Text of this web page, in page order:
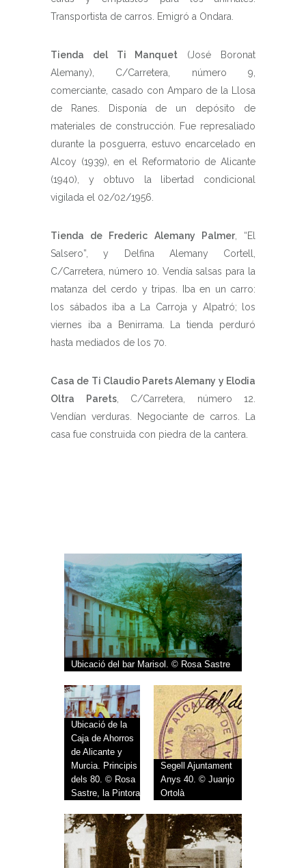
Transportista de carros. Emigró a Ondara.
Tienda del Ti Manquet (José Boronat
Alemany), C/Carretera, número 9,
comerciante, casado con Amparo de la Llosa
de Ranes. Disponía de un depósito de
materiales de construcción. Fue represaliado
durante la posguerra, estuvo encarcelado en
Alcoy (1939), en el Reformatorio de Alicante
(1940), y obtuvo la libertad condicional
vigilada el 02/02/1956.
Tienda de Frederic Alemany Palmer, “El
Salsero”, y Delfina Alemany Cortell,
C/Carretera, número 10. Vendía salsas para la
matanza del cerdo y tripas. Iba en un carro:
los sábados iba a La Carroja y Alpatró; los
viernes iba a Benirrama. La tienda perduró
hasta mediados de los 70.
Casa de Ti Claudio Parets Alemany y Elodia
Oltra Parets, C/Carretera, número 12.
Vendían verduras. Negociante de carros. La
casa fue construida con piedra de la cantera.
Ubicació del bar Marisol. © Rosa Sastre
Ubicació de la
Caja de Ahorros
de Alicante y
Murcia. Principis
dels 80. © Rosa
Sastre, la Pintora
Segell Ajuntament
Anys 40. © Juanjo
Ortolà